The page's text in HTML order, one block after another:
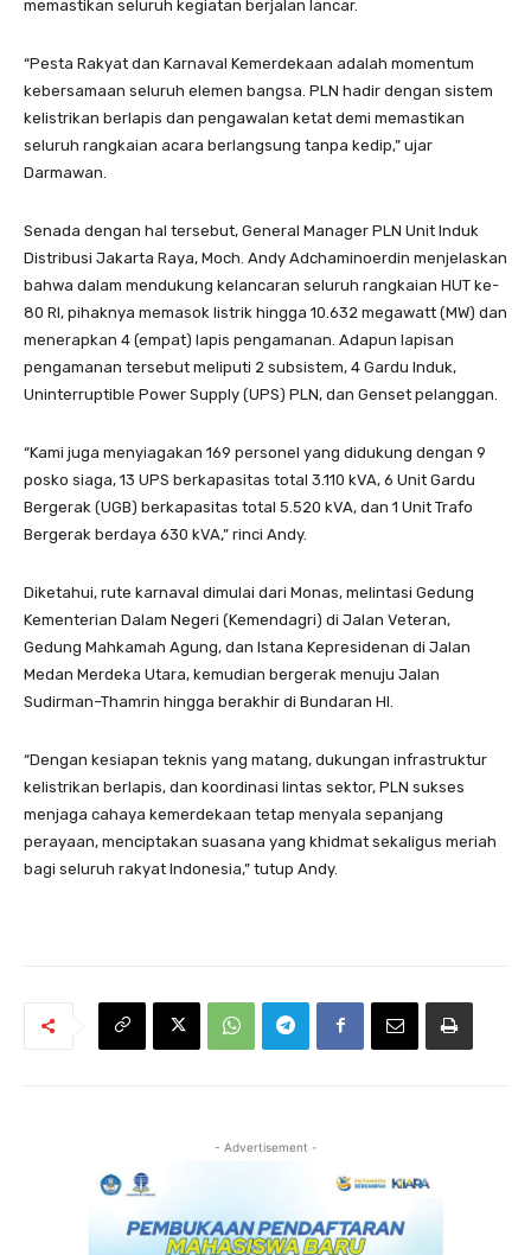
memastikan seluruh kegiatan berjalan lancar.
“Pesta Rakyat dan Karnaval Kemerdekaan adalah momentum
kebersamaan seluruh elemen bangsa. PLN hadir dengan sistem
kelistrikan berlapis dan pengawalan ketat demi memastikan
seluruh rangkaian acara berlangsung tanpa kedip,” ujar
Darmawan.
Senada dengan hal tersebut, General Manager PLN Unit Induk
Distribusi Jakarta Raya, Moch. Andy Adchaminoerdin menjelaskan
bahwa dalam mendukung kelancaran seluruh rangkaian HUT ke-
80 RI, pihaknya memasok listrik hingga 10.632 megawatt (MW) dan
menerapkan 4 (empat) lapis pengamanan. Adapun lapisan
pengamanan tersebut meliputi 2 subsistem, 4 Gardu Induk,
Uninterruptible Power Supply (UPS) PLN, dan Genset pelanggan.
“Kami juga menyiagakan 169 personel yang didukung dengan 9
posko siaga, 13 UPS berkapasitas total 3.110 kVA, 6 Unit Gardu
Bergerak (UGB) berkapasitas total 5.520 kVA, dan 1 Unit Trafo
Bergerak berdaya 630 kVA,” rinci Andy.
Diketahui, rute karnaval dimulai dari Monas, melintasi Gedung
Kementerian Dalam Negeri (Kemendagri) di Jalan Veteran,
Gedung Mahkamah Agung, dan Istana Kepresidenan di Jalan
Medan Merdeka Utara, kemudian bergerak menuju Jalan
Sudirman–Thamrin hingga berakhir di Bundaran HI.
“Dengan kesiapan teknis yang matang, dukungan infrastruktur
kelistrikan berlapis, dan koordinasi lintas sektor, PLN sukses
menjaga cahaya kemerdekaan tetap menyala sepanjang
perayaan, menciptakan suasana yang khidmat sekaligus meriah
bagi seluruh rakyat Indonesia,” tutup Andy.
- Advertisement -